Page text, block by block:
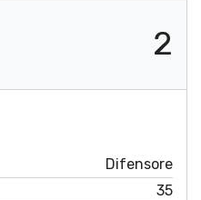
2
Difensore
35